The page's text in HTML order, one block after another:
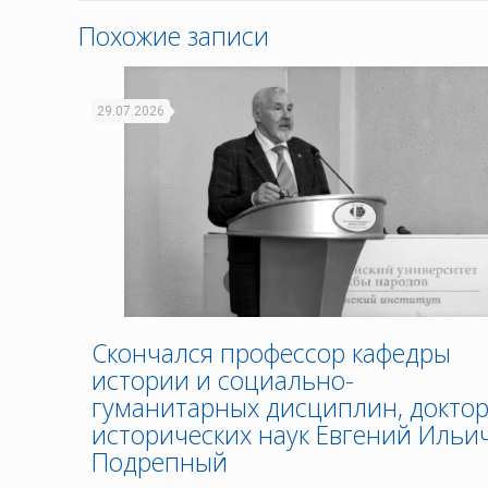
Похожие записи
29.07.2026
Скончался профессор кафедры
истории и социально-
гуманитарных дисциплин, доктор
исторических наук Евгений
Подрепный